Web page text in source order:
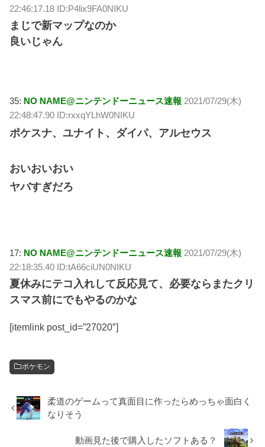
22:46:17.18 ID:P4lix9FA0NIKU
まじで新マップなのか
良いじゃん
35: NO NAME@ニンテンドーニュース速報 2021/07/29(木)
22:48:47.90 ID:rxxqYLhW0NIKU
ポケスナ、ユナイト、ダイパ、アルセウス
おいおいおい
ヤバすぎだろ
17: NO NAME@ニンテンドーニュース速報 2021/07/29(木)
22:18:35.40 ID:tA66ciUN0NIKU
夏休みにテコ入れして反応見て、必要ならまたクリ
スマス前にでもやるのかな
[itemlink post_id=”27020″]
ポケモン
柔道のゲームって真面目に作ったらめっちゃ面白く
なりそう
動画見た後で購入したソフトある？